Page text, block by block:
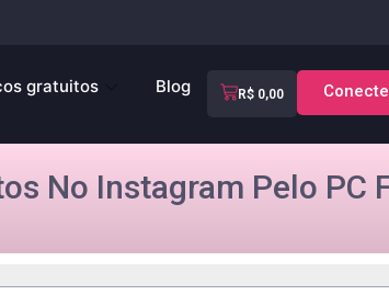
gratuitos Blog R$0,00
No Instagram Pelo PC